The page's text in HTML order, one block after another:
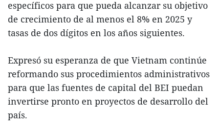
específicos para que pueda alcanzar su objetivo
de crecimiento de al menos el 8% en 2025 y
tasas de dos dígitos en los años siguientes.
Expresó su esperanza de que Vietnam continúe
reformando sus procedimientos administrativos
para que las fuentes de capital del BEI puedan
invertirse pronto en proyectos de desarrollo del
país.